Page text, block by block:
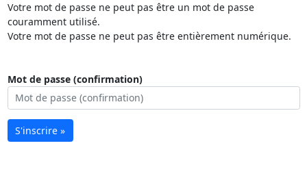
Votre mot de passe ne peut pas être un mot de passe
couramment utilisé.
Votre mot de passe ne peut pas être entièrement numérique.
Mot de passe (confirmation)
S'inscrire »